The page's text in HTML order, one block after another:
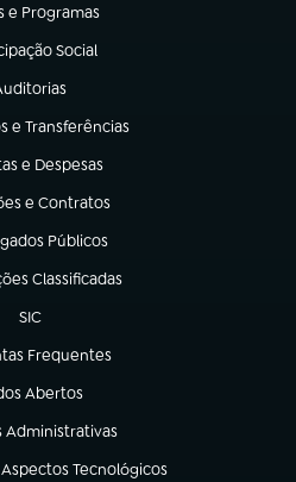
e Programas
nova aba)
Social
em nova aba)
em nova aba)
e Transferências
aba)
e Despesas
nova aba)
e Contratos
nova aba)
Públicos
nova aba)
Classificadas
nova aba)
SIC
(abre em nova aba)
Frequentes
nova aba)
Abertos
em nova aba)
Administrativas
nova aba)
Tecnológicos